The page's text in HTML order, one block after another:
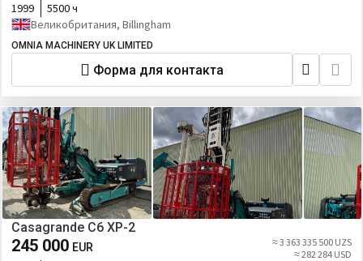
1999
5500 ч
Великобритания, Billingham
OMNIA MACHINERY UK LIMITED
Форма для контакта
Casagrande C6 XP-2
245 000 EUR
≈ 3 363 335 500 UZS
≈ 282 284 USD